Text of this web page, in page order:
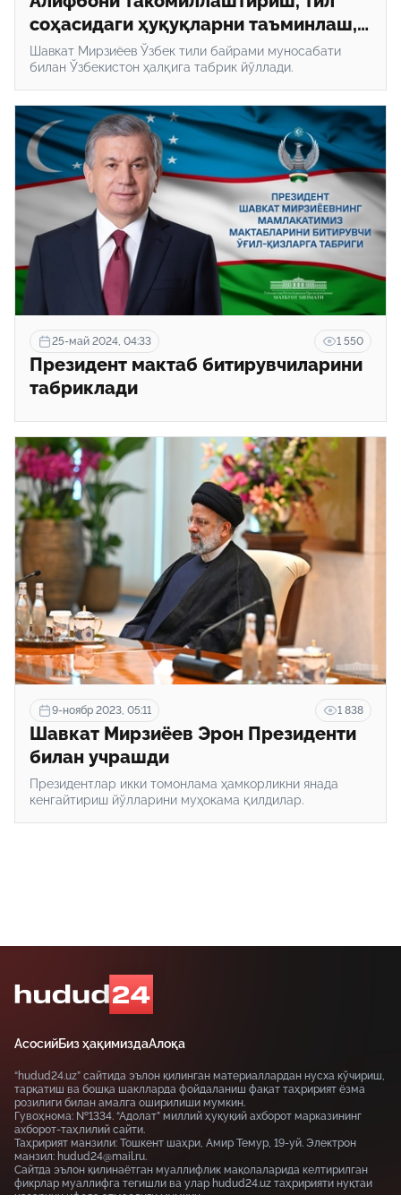
соҳасидаги ҳуқуқларни таъминлаш,
Ўзбек тилининг халқаро нуфузини
кўтариш – Президент байрам
табригида қандай масалаларга
эътибор қаратди?
Шавкат Мирзиёев Ўзбек тили байрами муносабати
билан Ўзбекистон ҳалқига табрик йўллади.
25-май 2024, 04:33 1 550
Президент мактаб битирувчиларини
табриклади
9-ноябр 2023, 05:11 1 838
Шавкат Мирзиёев Эрон Президенти
билан учрашди
Президентлар икки томонлама ҳамкорликни янада
кенгайтириш йўлларини муҳокама қилдилар.
АсосийБиз ҳақимиздаАлоқа
“hudud24.uz” сайтида эълон қилинган материаллардан нусха кўчириш,
тарқатиш ва бошқа шаклларда фойдаланиш фақат таҳририят ёзма
розилиги билан амалга оширилиши мумкин.
Гувоҳнома: №1334. “Адолат” миллий ҳуқуқий ахборот марказининг
ахборот-таҳлилий сайти.
Таҳририят манзили: Тошкент шаҳри, Амир Темур, 19-уй. Электрон
манзил: hudud24@mail.ru.
Сайтда эълон қилинаётган муаллифлик мақолаларида келтирилган
фикрлар муаллифга тегишли ва улар hudud24.uz таҳририяти нуқтаи
назарини ифода этмаслиги мумкин.